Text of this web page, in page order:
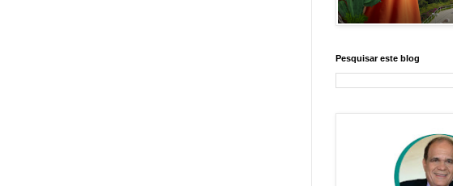
Pesquisar este blog